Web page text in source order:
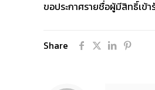
ขอประกาศรายชื่อผู้มีสิทธิ์เข้
Share